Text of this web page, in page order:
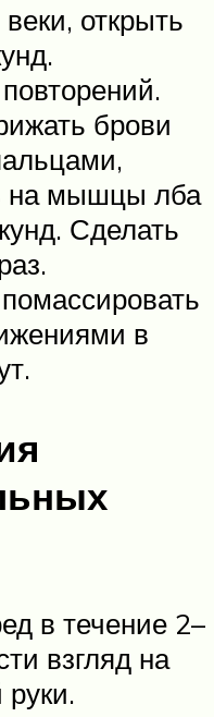
открыть
брови
на мышцы лба
Сделать
в
в течение 2–
взгляд на